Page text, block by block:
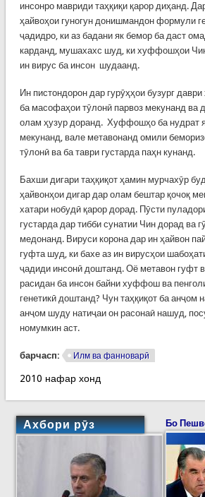
инсонро мавриди таҳқиқи қарор диҳанд.
ҳайвоҳои гуногун донишмандон формули
ҷадидро, ки аз бадани як бемор ба даст
карданд, мушахахс шуд, ки хуффошҳои
ин вирус ба инсон шудаанд.
Ин пистондорон дар гурӯҳҳои бузург
ба масофаҳои тӯлонӣ парвоз мекунанд ва
олам ҳузур доранд. Хуффошҳо ба нудрат
мекунанд, вале метавонанд омили
тӯлонӣ ва ба таври густарда паҳн кунанд.
Бахши дигари таҳқиқот ҳамин мурчахӯр
ҳайвонҳои дигар дар олам бештар қочоқ
хатари нобудӣ қарор дорад. Пӯсти
густарда дар тибби сунатии Чин дорад ва
медонанд. Вируси корона дар ин ҳайвон
гуфта шуд, ки бахе аз ин вирусҳои
ҷадиди инсонӣ доштанд. Оё метавон гуфт
расидан ба инсон байни хуффош ва
генетикӣ доштанд? Чун таҳқиқот ба анҷом
анҷом шуду натиҷаи он расонаӣ нашуд,
номумкин аст.
барчасп: Илм ва фанноварӣ
2010 нафар хонд
Ахбори рӯз Бо